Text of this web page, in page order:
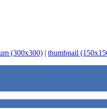
(300x300) | thumbnail